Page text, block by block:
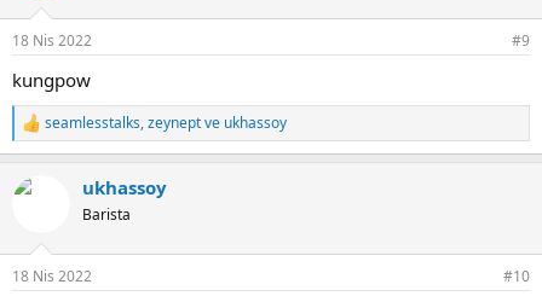
:
18 Nis 2022 #9
kungpow
T
e
k
:
seamlesstalks,zeyneptve ukhassoy
ukhassoy
Barista
18 Nis 2022 #10